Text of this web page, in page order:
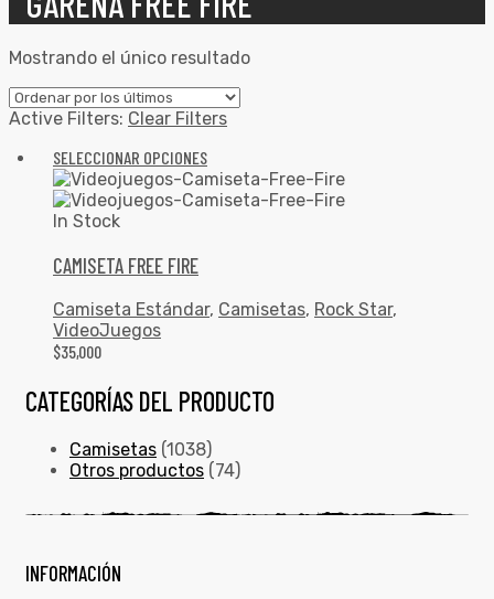
Mostrando el único resultado
Active Filters: Clear Filters
SELECCIONAR OPCIONES
In Stock
CAMISETA FREE FIRE
Camiseta Estándar, Camisetas, Rock Star,
VideoJuegos
$35,000
CATEGORÍAS DEL PRODUCTO
Camisetas (1038)
Otros productos (74)
INFORMACIÓN